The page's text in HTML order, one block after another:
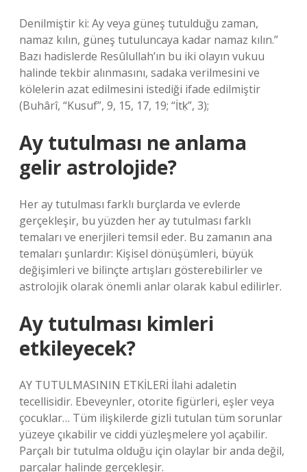
Denilmiştir ki: Ay veya güneş tutulduğu zaman,
namaz kılın, güneş tutuluncaya kadar namaz kılın.”
Bazı hadislerde Resûlullah’ın bu iki olayın vukuu
halinde tekbir alınmasını, sadaka verilmesini ve
kölelerin azat edilmesini istediği ifade edilmiştir
(Buhârî, “Kusuf”, 9, 15, 17, 19; “İtḳ”, 3);
Ay tutulması ne anlama
gelir astrolojide?
Her ay tutulması farklı burçlarda ve evlerde
gerçekleşir, bu yüzden her ay tutulması farklı
temaları ve enerjileri temsil eder. Bu zamanın ana
temaları şunlardır: Kişisel dönüşümleri, büyük
değişimleri ve bilinçte artışları gösterebilirler ve
astrolojik olarak önemli anlar olarak kabul edilirler.
Ay tutulması kimleri
etkileyecek?
AY TUTULMASININ ETKİLERİ İlahi adaletin
tecellisidir. Ebeveynler, otorite figürleri, eşler veya
çocuklar… Tüm ilişkilerde gizli tutulan tüm sorunlar
yüzeye çıkabilir ve ciddi yüzleşmelere yol açabilir.
Parçalı bir tutulma olduğu için olaylar bir anda değil,
parçalar halinde gerçekleşir.